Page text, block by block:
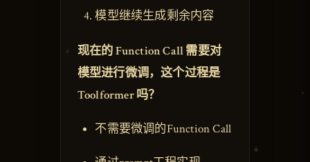
模型继续生成剩余内容
现在的 Function Call 需要对
模型进行微调，这个过程是
Toolformer 吗？
不需要微调的Function Call